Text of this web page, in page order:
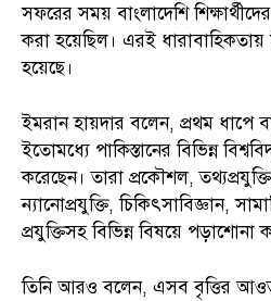
সফরের সময় বাংলাদেশি
করা হয়েছিল। এরই ধারাবাহিকতায়
হয়েছে।
ইমরান হায়দার বলেন, প্রথম ধাপে
ইতোমধ্যে পাকিস্তানের বিভিন্ন
করেছেন। তারা প্রকৌশল, তথ্যপ্রযুক্তি,
ন্যানোপ্রযুক্তি, চিকিৎসাবিজ্ঞান,
প্রযুক্তিসহ বিভিন্ন বিষয়ে পড়াশোনা
তিনি আরও বলেন, এসব বৃত্তির